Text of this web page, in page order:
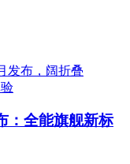
：全能旗舰新标